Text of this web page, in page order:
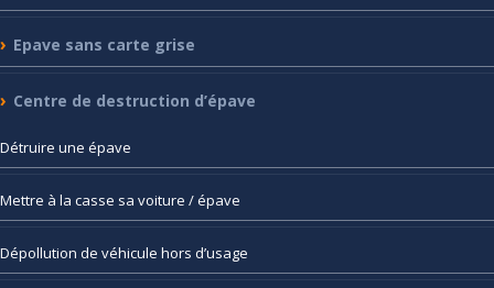
Epave sans carte grise
Centre de destruction d’épave
Détruire une épave
Mettre à la casse sa voiture / épave
Dépollution de véhicule hors d’usage